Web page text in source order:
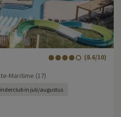
(8.6/10)
Maritime (17)
in juli/augustus